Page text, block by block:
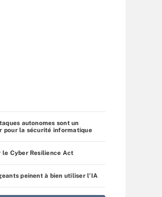
autonomes sont un
pour la sécurité informatique
le Cyber Resilience Act
peinent à bien utiliser l’IA